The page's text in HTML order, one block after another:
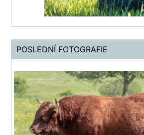
POSLEDNÍ FOTOGRAFIE